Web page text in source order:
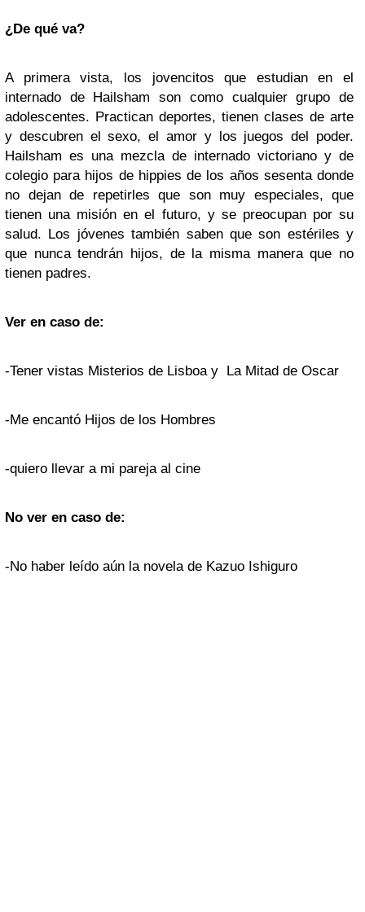
¿De qué va?
A primera vista, los jovencitos que estudian en el
internado de Hailsham son como cualquier grupo de
adolescentes. Practican deportes, tienen clases de arte
y descubren el sexo, el amor y los juegos del poder.
Hailsham es una mezcla de internado victoriano y de
colegio para hijos de hippies de los años sesenta donde
no dejan de repetirles que son muy especiales, que
tienen una misión en el futuro, y se preocupan por su
salud. Los jóvenes también saben que son estériles y
que nunca tendrán hijos, de la misma manera que no
tienen padres.
Ver en caso de:
-Tener vistas Misterios de Lisboa y La Mitad de Oscar
-Me encantó Hijos de los Hombres
-quiero llevar a mi pareja al cine
No ver en caso de:
-No haber leído aún la novela de Kazuo Ishiguro